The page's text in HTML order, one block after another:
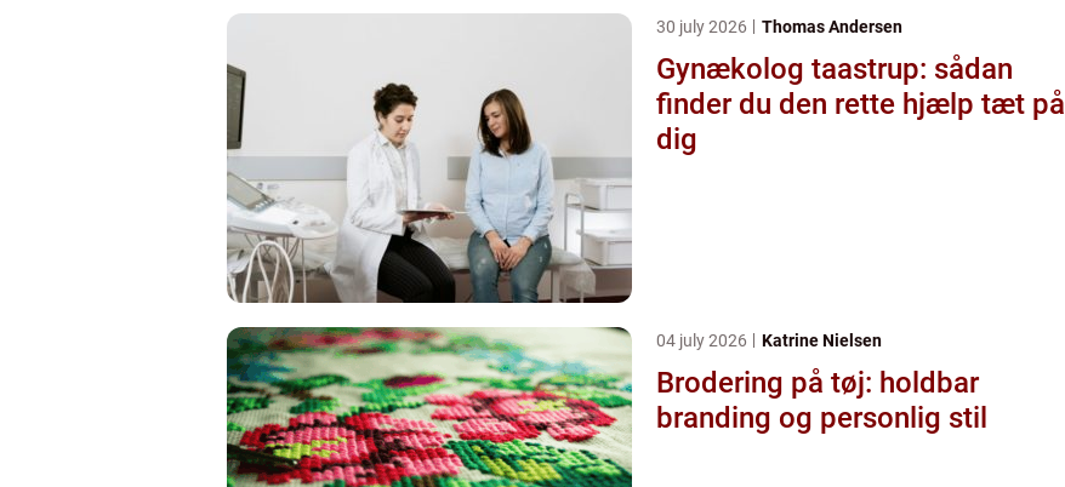
30 july 2026 Thomas Andersen
Gynækolog taastrup: sådan
finder du den rette hjælp tæt på
dig
04 july 2026 Katrine Nielsen
Brodering på tøj: holdbar
branding og personlig stil